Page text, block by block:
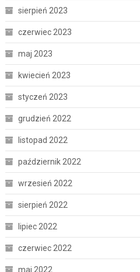
sierpień 2023
czerwiec 2023
maj 2023
kwiecień 2023
styczeń 2023
grudzień 2022
listopad 2022
październik 2022
wrzesień 2022
sierpień 2022
lipiec 2022
czerwiec 2022
maj 2022